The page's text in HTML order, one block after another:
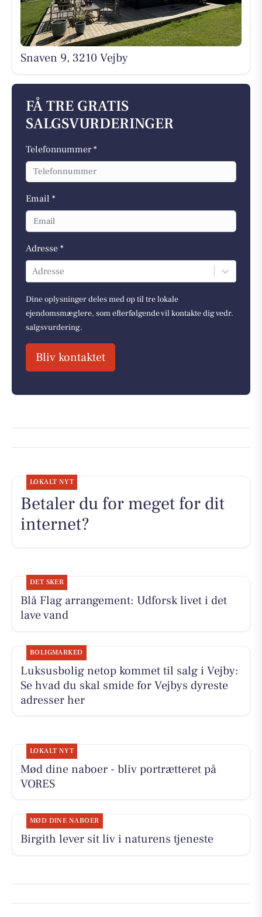
Snaven 9, 3210 Vejby
FÅ TRE GRATIS
SALGSVURDERINGER
Telefonnummer *
Email *
Adresse *
Adresse
Dine oplysninger deles med op til tre lokale
ejendomsmæglere, som efterfølgende vil kontakte dig vedr.
salgsvurdering.
Bliv kontaktet
LOKALT NYT
Betaler du for meget for dit
internet?
DET SKER
Blå Flag arrangement: Udforsk livet i det
lave vand
BOLIGMARKED
Luksusbolig netop kommet til salg i Vejby:
Se hvad du skal smide for Vejbys dyreste
adresser her
LOKALT NYT
Mød dine naboer - bliv portrætteret på
VORES
MØD DINE NABOER
Birgith lever sit liv i naturens tjeneste